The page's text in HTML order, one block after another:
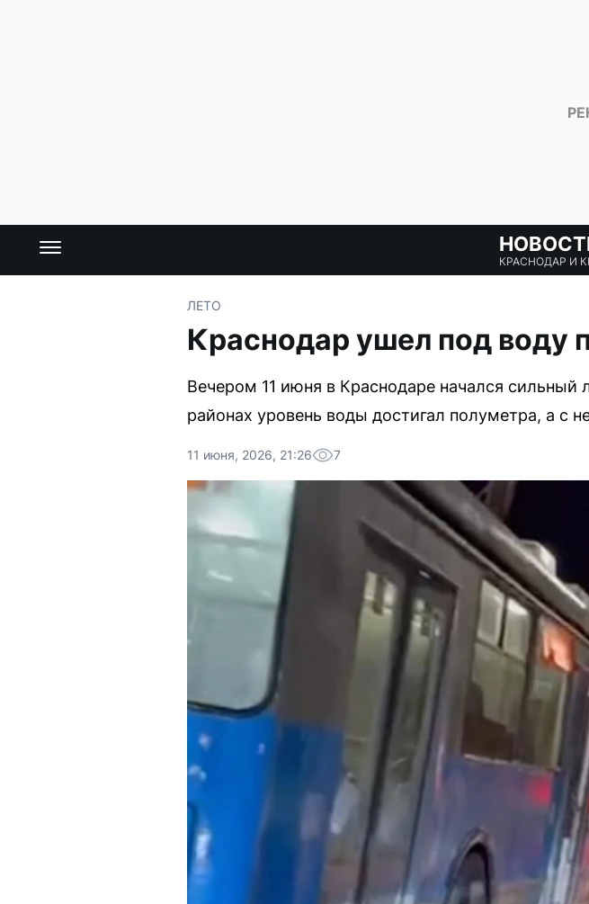
КРАСНОДАР И
ЛЕТО
Краснодар ушел под воду
Вечером 11 июня в Краснодаре начался сильный
районах уровень воды достигал полуметра, а с
11 июня, 2026, 21:26 7